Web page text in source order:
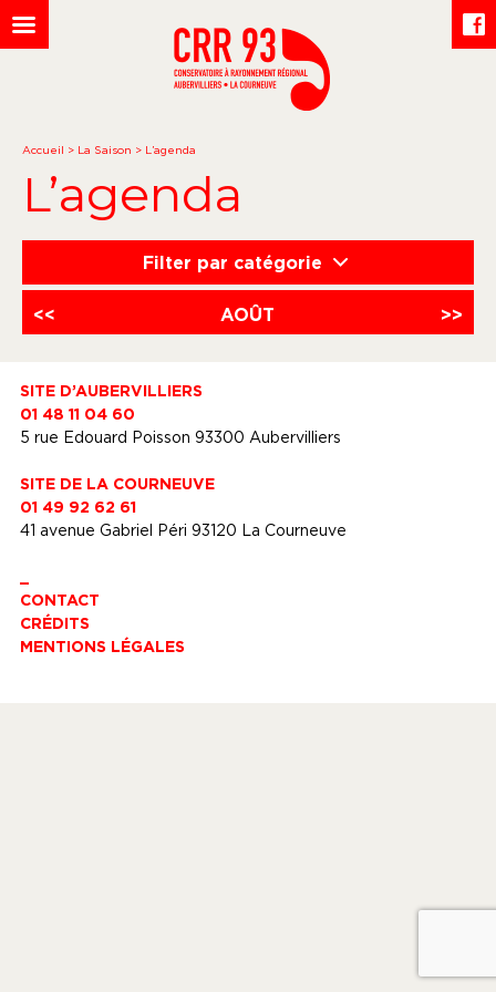
Accueil > La Saison > L’agenda
L’agenda
Filter par catégorie
<< AOÛT >>
SITE D’AUBERVILLIERS
01 48 11 04 60
5 rue Edouard Poisson 93300 Aubervilliers
SITE DE LA COURNEUVE
01 49 92 62 61
41 avenue Gabriel Péri 93120 La Courneuve
CONTACT
CRÉDITS
MENTIONS LÉGALES